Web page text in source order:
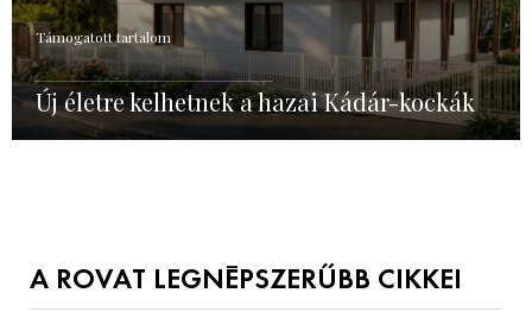
Támogatott tartalom
Új életre kelhetnek a hazai Kádár-kockák
A ROVAT LEGNÉPSZERŰBB CIKKEI